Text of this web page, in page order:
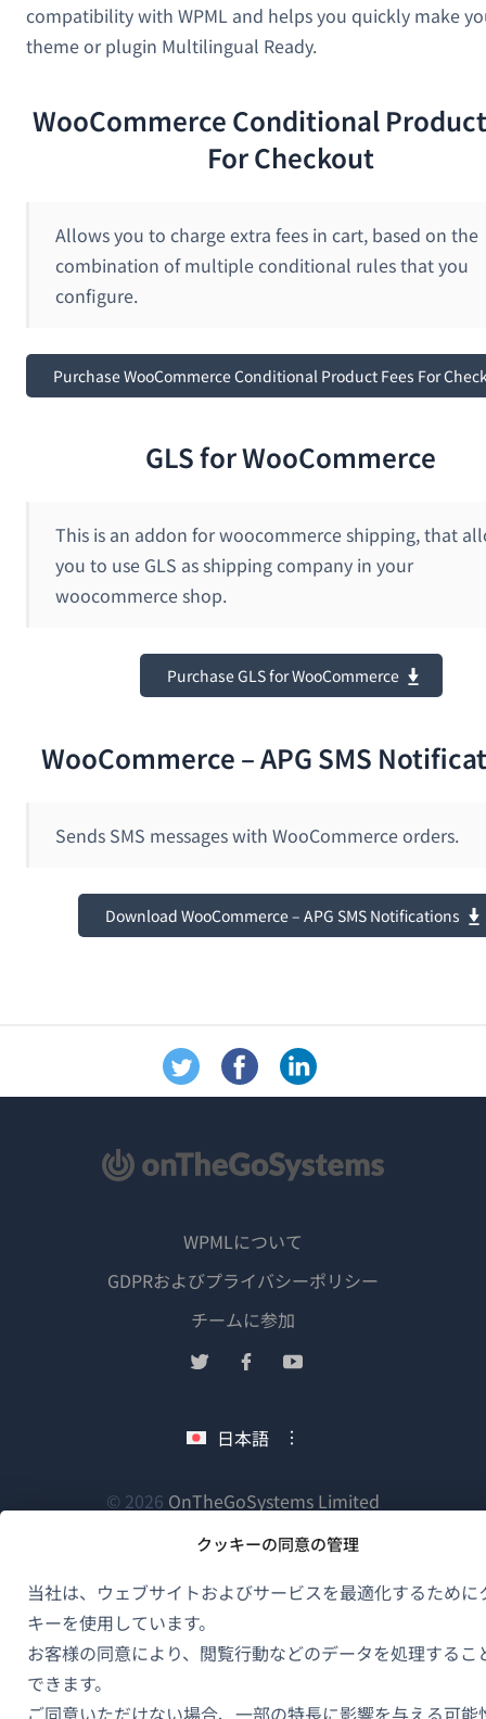
クッキーの同意の管理
当社は、ウェブサイトおよびサービスを最適化するために
キーを使用しています。
お客様の同意により、閲覧行動などのデータを処理するこ
できます。
ご同意いただけない場合、一部の特長に影響を与える可能
compatibility with WPML and helps you quickly make
theme or plugin Multilingual Ready.
WooCommerce Conditional
For Checkout
Allows you to charge extra fees in cart, based on the
combination of multiple conditional rules that you
configure.
Purchase WooCommerce Conditional Product Fees For
GLS for WooCommerce
This is an addon for woocommerce shipping, that
you to use GLS as shipping company in your
woocommerce shop.
Purchase GLS for WooCommerce
WooCommerce – APG SMS
Sends SMS messages with WooCommerce orders.
Download WooCommerce – APG SMS Notifications
© 2026 OnTheGoSystems Limited
ウ
ン
ウ
日本語
WPMLについて
GDPRおよびプライバシーポリシー
チームに参加
し
ド
ウ
で
開
ま
（新
ウ
ン
ウ
で
開
ま
（新
ウ
ン
ウ
で
開
ま
（新
ン
ウ
で
開
ま